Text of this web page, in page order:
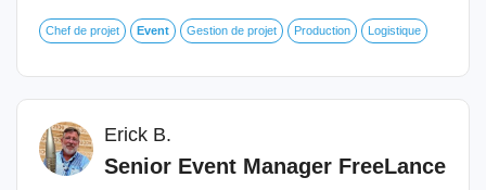
Chef de projet Event Gestion de projet Production Logistique
Erick B.
Senior Event Manager FreeLance